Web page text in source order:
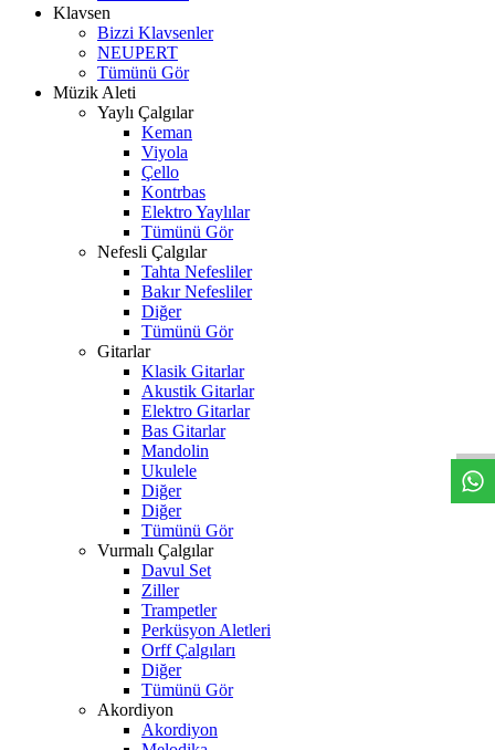
Klavsen
Bizzi Klavsenler
NEUPERT
Tümünü Gör
Müzik Aleti
Yaylı Çalgılar
Keman
Viyola
Çello
Kontrbas
Elektro Yaylılar
Tümünü Gör
Nefesli Çalgılar
Tahta Nefesliler
Bakır Nefesliler
Diğer
Tümünü Gör
Gitarlar
Klasik Gitarlar
Akustik Gitarlar
Elektro Gitarlar
Bas Gitarlar
Mandolin
Ukulele
Diğer
Diğer
Tümünü Gör
Vurmalı Çalgılar
Davul Set
Ziller
Trampetler
Perküsyon Aletleri
Orff Çalgıları
Diğer
Tümünü Gör
Akordiyon
Akordiyon